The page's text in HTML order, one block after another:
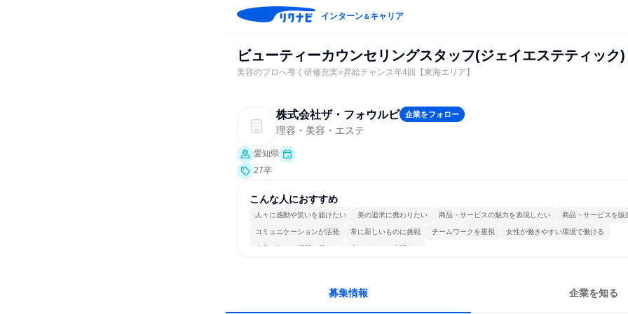
インターン＆キャリア
ビューティーカウンセリングスタッフ(ジェイエステティック)
美容のプロへ導く研修充実⭐昇給チャンス年4回【東海エリア】
株式会社ザ・フォウルビ 企業をフォロー
理容・美容・エステ
愛知県
27卒
こんな人におすすめ
人々に感動や笑いを届けたい 美の追求に携わりたい 商品・サービスの魅力を表現したい 商品・サービスを販
コミュニケーションが活発 常に新しいものに挑戦 チームワークを重視 女性が働きやすい環境で働ける
自分の好きな場所で働ける 人とたくさん会話する
募集情報 企業を知る